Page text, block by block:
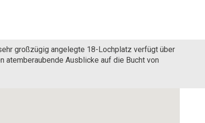
großzügig angelegte 18-Lochplatz verfügt über
atemberaubende Ausblicke auf die Bucht von